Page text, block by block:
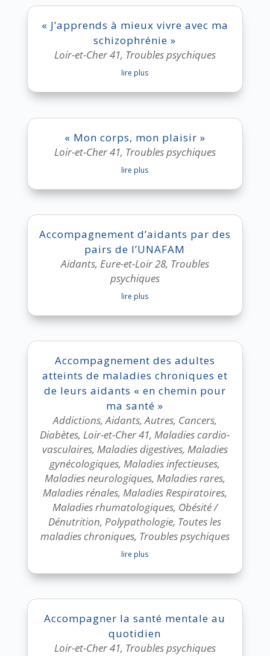
« J’apprends à mieux vivre avec ma
schizophrénie »
Loir-et-Cher 41, Troubles psychiques
lire plus
« Mon corps, mon plaisir »
Loir-et-Cher 41, Troubles psychiques
lire plus
Accompagnement d’aidants par des
pairs de l’UNAFAM
Aidants, Eure-et-Loir 28, Troubles
psychiques
lire plus
Accompagnement des adultes
atteints de maladies chroniques et
de leurs aidants « en chemin pour
ma santé »
Addictions,Aidants,Autres, Cancers,
Diabètes,Loir-et-Cher 41,Maladies cardio-
vasculaires, Maladies digestives, Maladies
gynécologiques,Maladies infectieuses,
Maladies neurologiques, Maladies rares,
Maladies rénales, Maladies Respiratoires,
Maladies rhumatologiques, Obésité /
Dénutrition,Polypathologie, Toutes les
maladies chroniques, Troubles psychiques
lire plus
Accompagner la santé mentale au
quotidien
Loir-et-Cher 41, Troubles psychiques